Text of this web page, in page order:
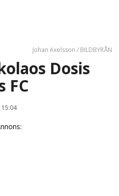
Johan Axelsson / BILDBYRÅN
Dosis
FC